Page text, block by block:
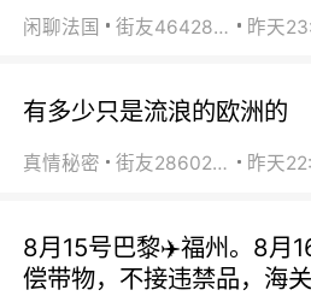
闲聊法国 街友46428878 昨天
有多少只是流浪的欧洲的
真情秘密 街友28602925 昨天
8月15号巴黎✈️福州。8月
偿带物，不接违禁品，海